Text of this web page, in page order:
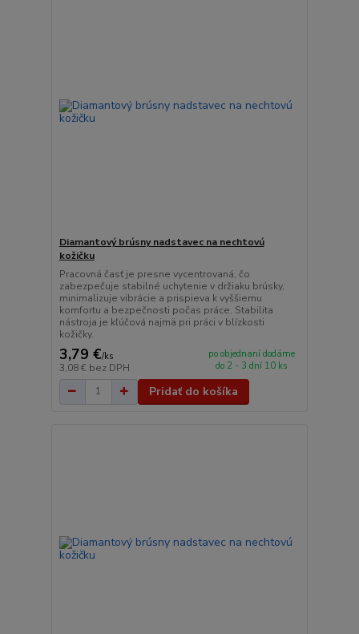
Diamantový brúsny nadstavec na nechtovú
kožičku
Pracovná časť je presne vycentrovaná, čo
zabezpečuje stabilné uchytenie v držiaku brúsky,
minimalizuje vibrácie a prispieva k vyššiemu
komfortu a bezpečnosti počas práce. Stabilita
nástroja je kľúčová najmä pri práci v blízkosti
kožičky.
3,79 €/ks
3,08 € bez DPH
po objednaní dodáme
do 2 - 3 dní 10 ks
Pridať do košíka